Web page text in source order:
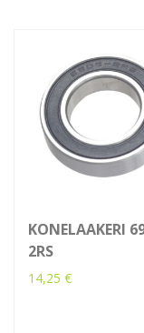
KONELAAKERI
2RS
14,25 €